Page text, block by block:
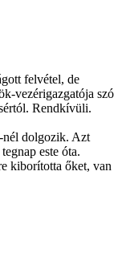
felvétel, de
vezérigazgatója szó
Rendkívüli.
dolgozik. Azt
este óta.
kiborította őket, van